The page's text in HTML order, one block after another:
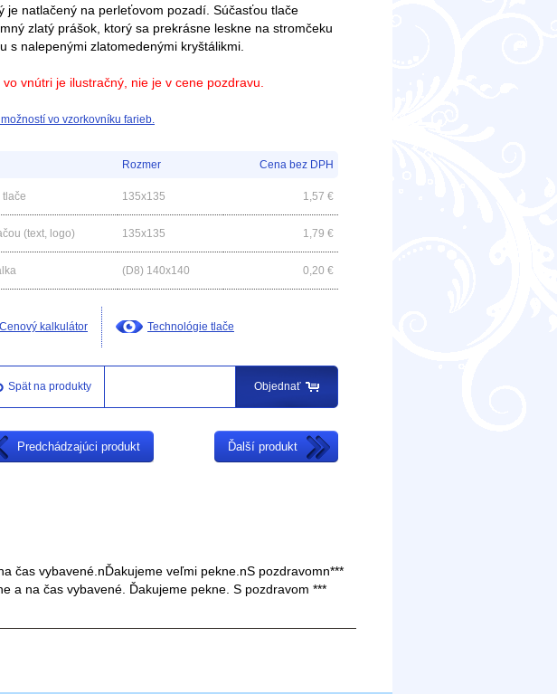
je natlačený na perleťovom pozadí. Súčasťou tlače
zlatý prášok, ktorý sa prekrásne leskne na stromčeku
s nalepenými zlatomedenými kryštálikmi.
vo vnútri je ilustračný, nie je v cene pozdravu.
vo vzorkovníku farieb.
Rozmer Cena bez DPH
tlače 135x135 1,57 €
(text, logo) 135x135 1,79 €
(D8) 140x140 0,20 €
Cenový kalkulátor Technológie tlače
Spät na produkty Objednať
Predchádzajúci produkt Ďalší produkt
čas vybavené.nĎakujeme veľmi pekne.nS pozdravomn***
a na čas vybavené. Ďakujeme pekne. S pozdravom ***